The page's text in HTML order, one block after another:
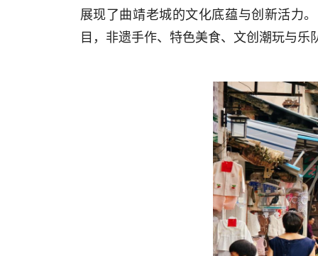
展现了曲靖老城的文化底蕴与创新活力
目，非遗手作、特色美食、文创潮玩与乐